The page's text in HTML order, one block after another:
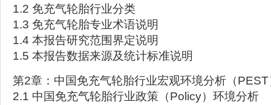
1.2 免充气轮胎行业分类
1.3 免充气轮胎专业术语说明
1.4 本报告研究范围界定说明
1.5 本报告数据来源及统计标准说明
第2章：中国免充气轮胎行业宏观环境分析（PEST
2.1 中国免充气轮胎行业政策（Policy）环境分析